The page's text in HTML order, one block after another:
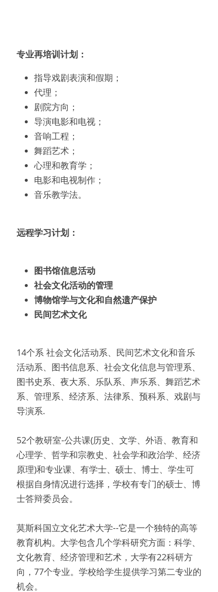
专业再培训计划：
指导戏剧表演和假期；
代理；
剧院方向；
导演电影和电视；
音响工程；
舞蹈艺术；
心理和教育学；
电影和电视制作；
音乐教学法。
远程学习计划：
图书馆信息活动
社会文化活动的管理
博物馆学与文化和自然遗产保护
民间艺术文化
14个系 社会文化活动系、民间艺术文化和音乐
活动系、图书信息系、社会文化信息与管理系、
图书史系、夜大系、乐队系、声乐系、舞蹈艺术
系、管理系、经济系、法律系、预科系、戏剧与
导演系.
52个教研室-公共课(历史、文学、外语、教育和
心理学、哲学和宗教史、社会学和政治学、经济
原理)和专业课、有学士、硕士、博士、学生可
根据自身情况进行选择，学校有专门的硕士、博
士答辩委员会。
莫斯科国立文化艺术大学--它是一个独特的高等
教育机构。大学包含几个学科研究方面：科学、
文化教育、经济管理和艺术，大学有22科研方
向，77个专业。学校给学生提供学习第二专业的
机会。